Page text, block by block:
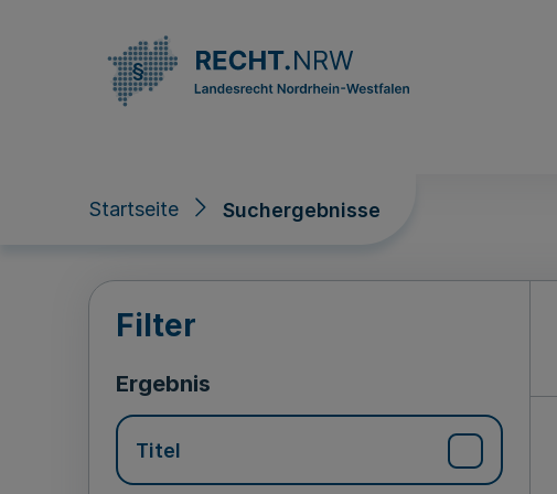
Startseite Suchergebnisse
Suchergebnisse
Filter
Ergebnis
Titel